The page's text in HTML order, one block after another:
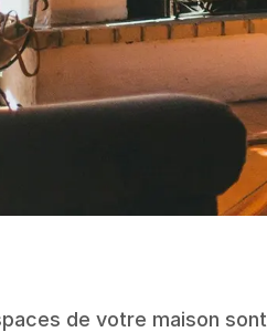
de votre maison sont